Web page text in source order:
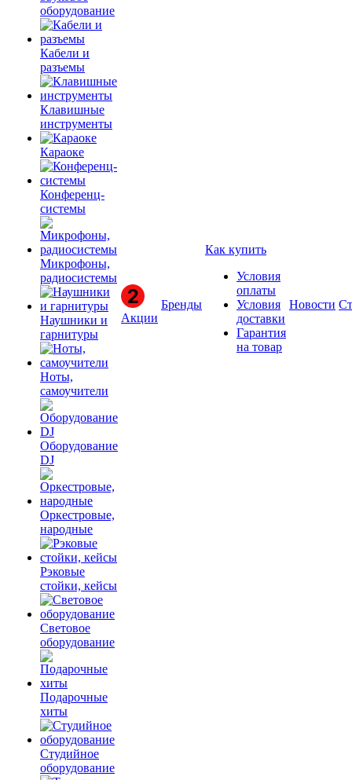
оборудование
Кабели и
разъемы
Клавишные
инструменты
Караоке
Конференц-
системы
Микрофоны,
радиосистемы
Наушники и
гарнитуры
Ноты,
самоучители
Оборудование
DJ
Оркестровые,
народные
Рэковые
стойки, кейсы
Световое
оборудование
Подарочные
хиты
Студийное
оборудование
Акции
Бренды
Как купить
Условия
оплаты
Условия
доставки
Гарантия
на товар
Новости